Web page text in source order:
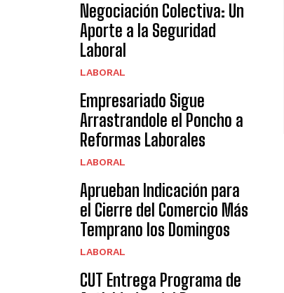
Negociación Colectiva: Un
Aporte a la Seguridad
Laboral
LABORAL
Empresariado Sigue
Arrastrandole el Poncho a
Reformas Laborales
LABORAL
Aprueban Indicación para
el Cierre del Comercio Más
Temprano los Domingos
LABORAL
CUT Entrega Programa de